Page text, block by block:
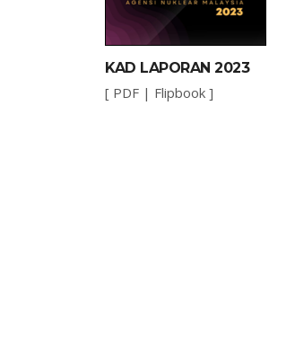
KAD LAPORAN 2023
[ PDF | Flipbook ]